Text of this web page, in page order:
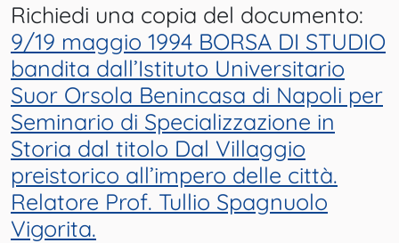
Richiedi una copia del documento:
9/19 maggio 1994 BORSA DI STUDIO
bandita dall’Istituto Universitario
Suor Orsola Benincasa di Napoli per
Seminario di Specializzazione in
Storia dal titolo Dal Villaggio
preistorico all’impero delle città.
Relatore Prof. Tullio Spagnuolo
Vigorita.